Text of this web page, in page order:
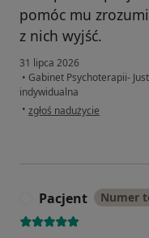
pomóc mu
z nich wyjść.
31 lipca 2026
• Gabinet Psychoterapii-
indywidualna
• w opinii użytkownika E.P.
zgłoś nadużycie
Pacjent Numer